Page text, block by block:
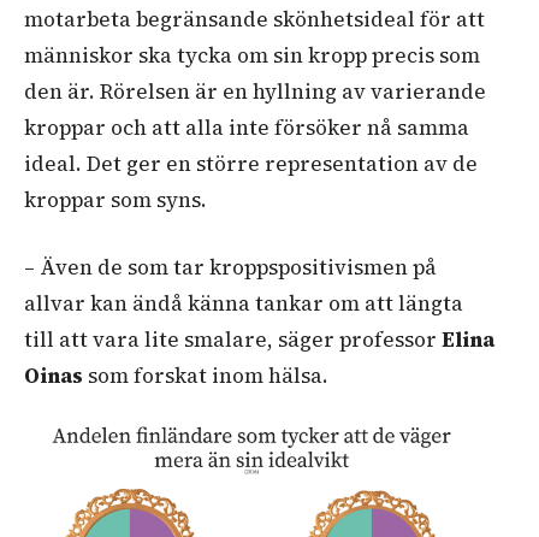
motarbeta begränsande skönhetsideal för att
människor ska tycka om sin kropp precis som
den är. Rörelsen är en hyllning av varierande
kroppar och att alla inte försöker nå samma
ideal. Det ger en större representation av de
kroppar som syns.
– Även de som tar kroppspositivismen på
allvar kan ändå känna tankar om att längta
till att vara lite smalare, säger professor Elina
Oinas som forskat inom hälsa.